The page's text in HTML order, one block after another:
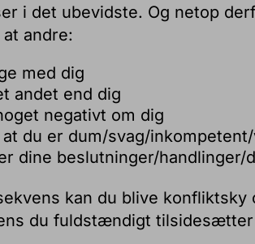
i det ubevidste. Og netop
at andre:
med dig
andet end dig
negativt om dig
du er dum/svag/
dine beslutninger/handlinger/
kan du blive
du fuldstændigt tilsidesætter